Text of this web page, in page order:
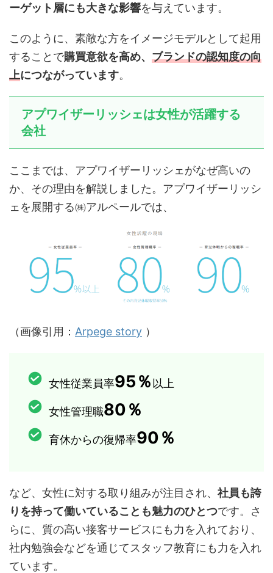
ーゲット層にも大きな影響を与えています。
このように、素敵な方をイメージモデルとして起用
することで購買意欲を高め、 ブランドの認知度の向
上につながっています。
アプワイザーリッシェは女性が活躍する
会社
ここまでは、アプワイザーリッシェがなぜ高いの
か、その理由を解説しました。アプワイザーリッシ
ェを展開する㈱アルペールでは、
（画像引用： Arpege story ）
女性従業員率95％以上
女性管理職80％
育休からの復帰率90％
など、女性に対する取り組みが注目され、 社員も誇
りを持って働いていることも魅力のひとつです。さ
らに、質の高い接客サービスにも力を入れており、
社内勉強会などを通じてスタッフ教育にも力を入れ
ています。